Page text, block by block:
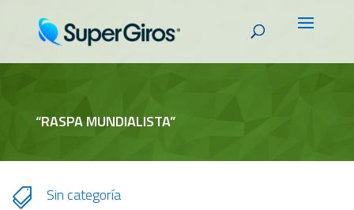
“RASPA MUNDIALISTA”
 Sin categoría